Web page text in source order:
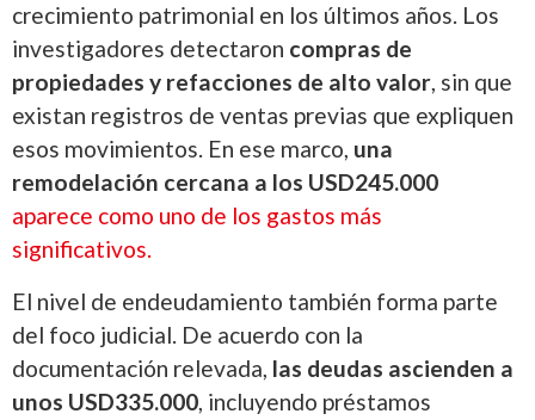
crecimiento patrimonial en los últimos años. Los
investigadores detectaron compras de
propiedades y refacciones de alto valor, sin que
existan registros de ventas previas que expliquen
esos movimientos. En ese marco, una
remodelación cercana a los USD245.000
aparece como uno de los gastos más
significativos.
El nivel de endeudamiento también forma parte
del foco judicial. De acuerdo con la
documentación relevada, las deudas ascienden a
unos USD335.000, incluyendo préstamos